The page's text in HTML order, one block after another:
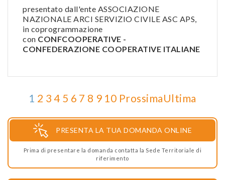
presentato dall'ente ASSOCIAZIONE
NAZIONALE ARCI SERVIZIO CIVILE ASC APS,
in coprogrammazione
con CONFCOOPERATIVE -
CONFEDERAZIONE COOPERATIVE ITALIANE
1 2 3 4 5 6 7 8 9 10 ProssimaUltima
PRESENTA LA TUA DOMANDA ONLINE
Prima di presentare la domanda contatta la Sede Territoriale di
riferimento